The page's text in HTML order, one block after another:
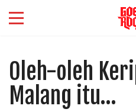
Oleh-oleh
Malang itu…